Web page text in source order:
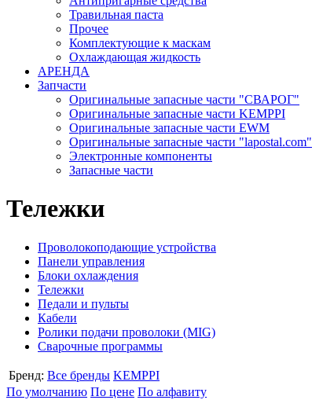
Травильная паста
Прочее
Комплектующие к маскам
Охлаждающая жидкость
АРЕНДА
Запчасти
Оригинальные запасные части "СВАРОГ"
Оригинальные запасные части KEMPPI
Оригинальные запасные части EWM
Оригинальные запасные части "lapostal.com"
Электронные компоненты
Запасные части
Тележки
Проволокоподающие устройства
Панели управления
Блоки охлаждения
Тележки
Педали и пульты
Кабели
Ролики подачи проволоки (MIG)
Сварочные программы
Бренд: Все бренды KEMPPI
По умолчанию По цене По алфавиту